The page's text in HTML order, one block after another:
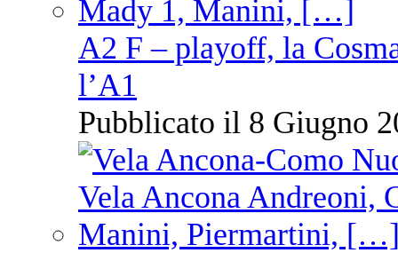
A2 F – playoff, la
l’A1
Pubblicato il 8 Giugno